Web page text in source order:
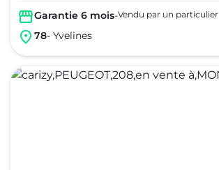
Garantie 6 mois-Vendu par un particulier
78- Yvelines